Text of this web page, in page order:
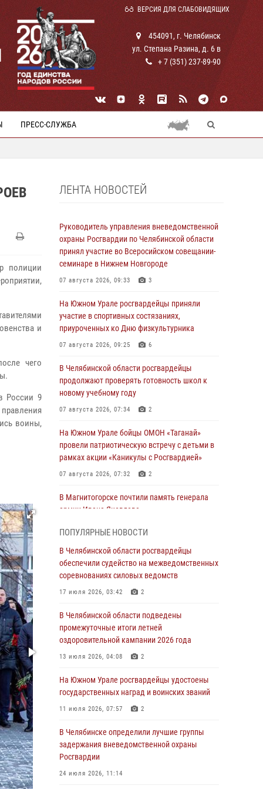
ВЕРСИЯ ДЛЯ СЛАБОВИДЯЩИХ
454091, г. Челябинск
ул. Степана Разина, д. 6 в
+ 7 (351) 237-89-90
ПРЕСС-СЛУЖБА
полиции
и
чего
России 9
воины,
ЛЕНТА НОВОСТЕЙ
Руководитель управления вневедомственной
охраны Росгвардии по Челябинской области
принял участие во Всеросийском совещании-
семинаре в Нижнем Новгороде
07 августа 2026, 09:33 3
На Южном Урале росгвардейцы приняли
участие в спортивных состязаниях,
приуроченных ко Дню физкультурника
07 августа 2026, 09:25 6
В Челябинской области росгвардейцы
продолжают проверять готовность школ к
новому учебному году
07 августа 2026, 07:34 2
На Южном Урале бойцы ОМОН «Таганай»
провели патриотическую встречу с детьми в
рамках акции «Каникулы с Росгвардией»
07 августа 2026, 07:32 2
В Магнитогорске почтили память генерала
армии Ивана Яковлева
В Магнитогорске сотрудники Росгвардии
задержали рецидивиста за хищение алкоголя
из супермаркета
05 августа 2026, 06:06
На Южном Урале спецназ Росгвардии провел
военно-полевые сборы для кадетов
04 августа 2026, 10:03 1
воров в Челябинске
04 августа 2026, 10:00
задержали подозреваемого в совершении
убийства
03 августа 2026, 11:41
ПОПУЛЯРНЫЕ НОВОСТИ
В Челябинской области росгвардейцы
обеспечили судейство на межведомственных
соревнованиях силовых ведомств
17 июля 2026, 03:42 2
В Челябинской области подведены
промежуточные итоги летней
оздоровительной кампании 2026 года
13 июля 2026, 04:08 2
На Южном Урале росгвардейцы удостоены
государственных наград и воинских званий
11 июля 2026, 07:57 2
В Челябинске определили лучшие группы
задержания вневедомственной охраны
Росгвардии
24 июля 2026, 11:14